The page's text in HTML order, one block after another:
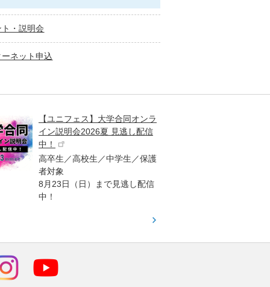
・説明会
ネット申込
【ユニフェス】大学合同オンラ
イン説明会2026夏 見逃し配信
中！
高卒生／高校生／中学生／保護
者対象
8月23日（日）まで見逃し配信
中！